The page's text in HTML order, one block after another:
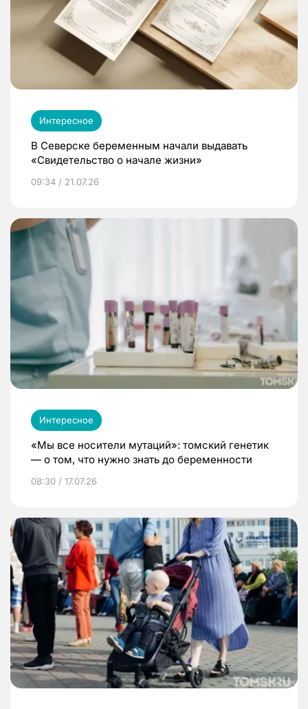
Интересное
В Северске беременным начали выдавать
«Свидетельство о начале жизни»
09:34 / 21.07.26
Интересное
«Мы все носители мутаций»: томский генетик
— о том, что нужно знать до беременности
08:30 / 17.07.26